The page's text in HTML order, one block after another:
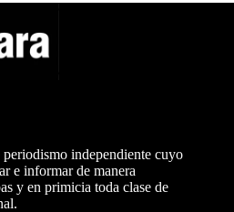
periodismo independiente cuyo
e informar de manera
y en primicia toda clase de